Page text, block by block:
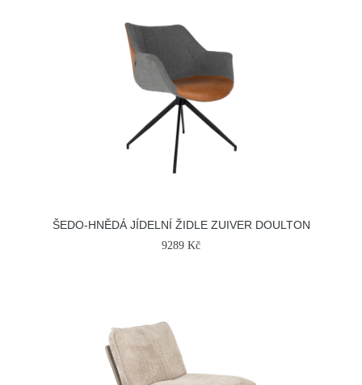
ŠEDO-HNĚDÁ JÍDELNÍ ŽIDLE ZUIVER DOULTON
9289 Kč